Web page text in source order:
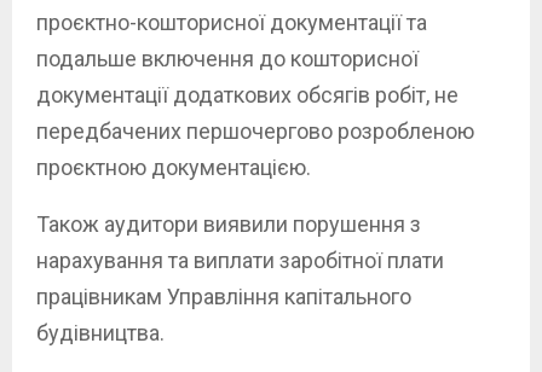
проєктно-кошторисної документації та
подальше включення до кошторисної
документації додаткових обсягів робіт, не
передбачених першочергово розробленою
проєктною документацією.
Також аудитори виявили порушення з
нарахування та виплати заробітної плати
працівникам Управління капітального
будівництва.